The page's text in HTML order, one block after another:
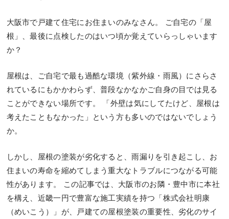
大阪市で戸建て住宅にお住まいのみなさん。 ご自宅の「屋
根」、最後に点検したのはいつ頃か覚えていらっしゃいます
か？
屋根は、ご自宅で最も過酷な環境（紫外線・雨風）にさらさ
れているにもかかわらず、普段なかなかご自身の目では見る
ことができない場所です。 「外壁は気にしてたけど、屋根は
考えたこともなかった」という方も多いのではないでしょう
か。
しかし、屋根の塗装が劣化すると、雨漏りを引き起こし、お
住まいの寿命を縮めてしまう重大なトラブルにつながる可能
性があります。 この記事では、大阪市のお隣・豊中市に本社
を構え、近畿一円で豊富な施工実績を持つ「株式会社明康
（めいこう）」が、戸建ての屋根塗装の重要性、劣化のサイ